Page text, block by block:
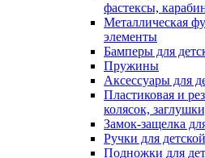
фастексы,
Металлическая
элементы
Бамперы для
Пружины
Аксессуары для
Пластиковая и
колясок,
Замок-защелка
Ручки для
Подножки для